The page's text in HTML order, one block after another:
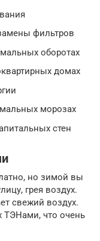
фильтров
оборотах
домах
морозах
стен
но зимой вы
грея воздух.
свежий воздух.
ТЭНами, что очень